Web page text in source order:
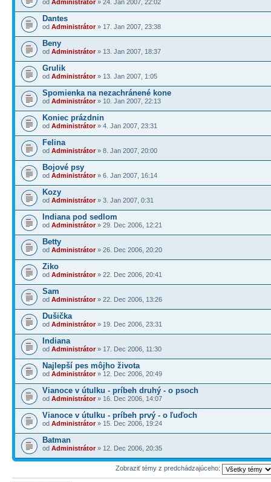
od Administrátor» 24. Jan 2007, 22:02
Dantes
od Administrátor» 17. Jan 2007, 23:38
Beny
od Administrátor» 13. Jan 2007, 18:37
Grulik
od Administrátor» 13. Jan 2007, 1:05
Spomienka na nezachránené kone
od Administrátor» 10. Jan 2007, 22:13
Koniec prázdnin
od Administrátor» 4. Jan 2007, 23:31
Felina
od Administrátor» 8. Jan 2007, 20:00
Bojové psy
od Administrátor» 6. Jan 2007, 16:14
Kozy
od Administrátor» 3. Jan 2007, 0:31
Indiana pod sedlom
od Administrátor» 29. Dec 2006, 12:21
Betty
od Administrátor» 26. Dec 2006, 20:20
Ziko
od Administrátor» 22. Dec 2006, 20:41
Sam
od Administrátor» 22. Dec 2006, 13:26
Dušička
od Administrátor» 19. Dec 2006, 23:31
Indiana
od Administrátor» 17. Dec 2006, 11:30
Najlepší pes môjho života
od Administrátor» 12. Dec 2006, 20:49
Vianoce v útulku - príbeh druhý - o psoch
od Administrátor» 16. Dec 2006, 14:07
Vianoce v útulku - príbeh prvý - o ľuďoch
od Administrátor» 15. Dec 2006, 19:24
Batman
od Administrátor» 12. Dec 2006, 20:35
Zobraziť témy z predchádzajúceho: